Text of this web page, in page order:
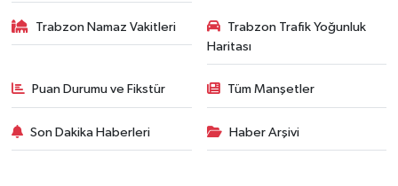
Trabzon Namaz Vakitleri
Trabzon Trafik Yoğunluk
Haritası
Puan Durumu ve Fikstür Tüm Manşetler
Son Dakika Haberleri Haber Arşivi